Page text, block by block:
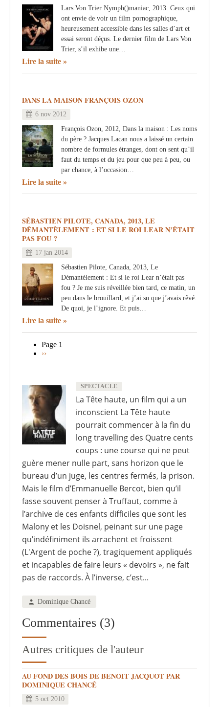
Lars Von Trier Nymph()maniac, 2013. Ceux qui
ont envie de voir un film pornographique,
heureusement accessible dans les salles d’art et
essai seront déçus. Le dernier film de Lars Von
Trier, s’il exhibe une…
Lire la suite
DANS LA MAISON FRANÇOIS OZON
6 nov 2012
François Ozon, 2012, Dans la maison : Les noms
du père ? Jacques Lacan nous a laissé un certain
nombre de formules étranges, dont on sent qu’il
faut du temps et du jeu pour que peu à peu, ou
par chance, à l’occasion…
Lire la suite
SÉBASTIEN PILOTE, CANADA, 2013, LE
DÉMANTÈLEMENT : ET SI LE ROI LEAR N’ÉTAIT
PAS FOU ?
17 jan 2014
Sébastien Pilote, Canada, 2013, Le
Démantèlement : Et si le roi Lear n’était pas
fou ? Je me suis réveillée bien tard, ce matin, un
peu dans le brouillard, et j’ai su que j’avais rêvé.
De quoi, je l’ignore. Et puis…
Lire la suite
Pagination
Page 1
Page
››
SPECTACLE
La Tête haute, un film qui a un
inconscient La Tête haute
pourrait commencer à la fin du
long travelling des Quatre cents
coups : une course qui ne peut
guère mener nulle part, sans horizon que le
bureau d’un juge, les centres fermés, la prison.
Mais le film d’Emmanuelle Bercot, bien qu’il
fasse souvent penser à Truffaut, comme à
l’archive de ces enfants difficiles que sont les
Malony et les Doisnel, peinant sur une page
qu’indéfiniment ils arrachent et froissent
(L'Argent de poche ?), tragiquement appliqués
et incapables de faire leurs « devoirs », ne fait
pas de raccords. À l’inverse, c’est...
Dominique Chancé
Commentaires (3)
Autres critiques de l'auteur
AU FOND DES BOIS DE BENOIT JACQUOT PAR
DOMINIQUE CHANCÉ
5 oct 2010